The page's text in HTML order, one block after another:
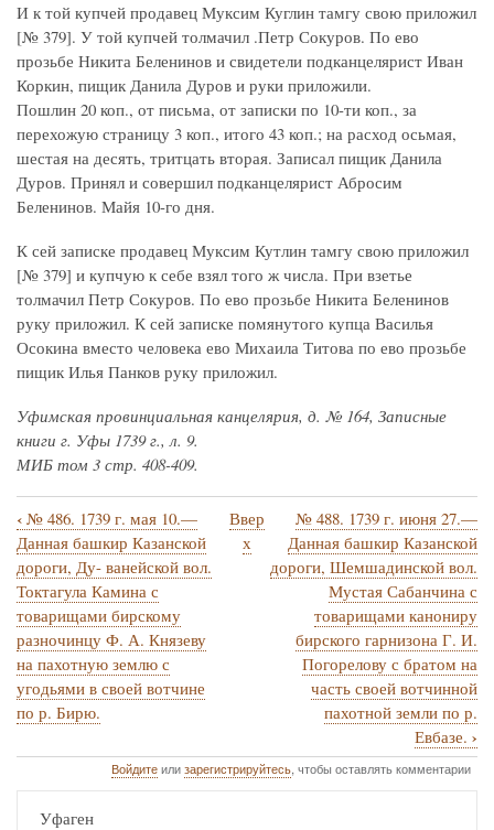
И к той купчей продавец Муксим Куглин тамгу свою приложил
[№ 379]. У той купчей толмачил .Петр Сокуров. По ево
прозьбе Никита Беленинов и свидетели подканцелярист Иван
Коркин, пищик Данила Дуров и руки приложили.
Пошлин 20 коп., от письма, от записки по 10-ти коп., за
перехожую страницу 3 коп., итого 43 коп.; на расход осьмая,
шестая на десять, тритцать вторая. Записал пищик Данила
Дуров. Принял и совершил подканцелярист Абросим
Беленинов. Майя 10-го дня.
К сей записке продавец Муксим Кутлин тамгу свою приложил
[№ 379] и купчую к себе взял того ж числа. При взетье
толмачил Петр Сокуров. По ево прозьбе Никита Беленинов
руку приложил. К сей записке помянутого купца Василья
Осокина вместо человека ево Михаила Титова по ево прозьбе
пищик Илья Панков руку приложил.
Уфимская провинциальная канцелярия, д. № 164, Записные
книги г. Уфы 1739 г., л. 9.
МИБ том 3 стр. 408-409.
Перекрёстные
ссылки
книги
для
№
487.
1739
г.
мая
‹ № 486. 1739 г. мая 10.—
Данная башкир Казанской
дороги, Ду- ванейской вол.
Токтагула Камина с
товарищами бирскому
разночинцу Ф. А. Князеву
на пахотную землю с
угодьями в своей вотчине
по р. Бирю.
Ввер
х
№ 488. 1739 г. июня 27.—
Данная башкир Казанской
дороги, Шемшадинской вол.
Мустая Сабанчина с
товарищами канониру
бирского гарнизона Г. И.
Погорелову с братом на
часть своей вотчинной
пахотной земли по р.
Евбазе. ›
Войдитеилизарегистрируйтесь, чтобы оставлять комментарии
Уфаген